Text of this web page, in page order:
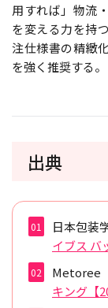
用すれば」物流
を変える力を持
注仕様書の精緻
を強く推奨する。
出典
日本包装
イブス バ
Metoree
キング【